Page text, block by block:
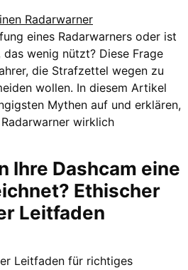
eines Radarwarners oder ist
wenig nützt? Diese Frage
die Strafzettel wegen zu
wollen. In diesem Artikel
Mythen auf und erklären,
wirklich
Ihre Dashcam eine
Ethischer
Leitfaden
Leitfaden für richtiges